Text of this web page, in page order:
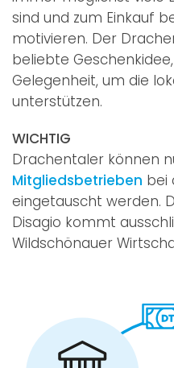
sind und zum Einkauf
motivieren. Der
beliebte
Gelegenheit, um die
unterstützen.
WICHTIG
Drachentaler können
Mitgliedsbetrieben bei
eingetauscht werden.
Disagio kommt
Wildschönauer